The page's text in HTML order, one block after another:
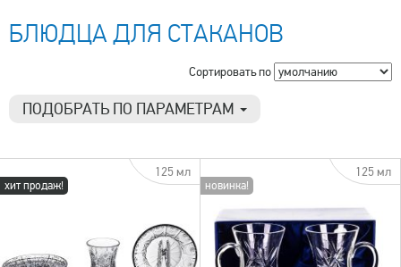
БЛЮДЦА ДЛЯ СТАКАНОВ
Сортировать по
ПОДОБРАТЬ ПО ПАРАМЕТРАМ
2 см
2.5 см
Количество в наборе
хит продаж!
125 мл
новинка!
125 мл